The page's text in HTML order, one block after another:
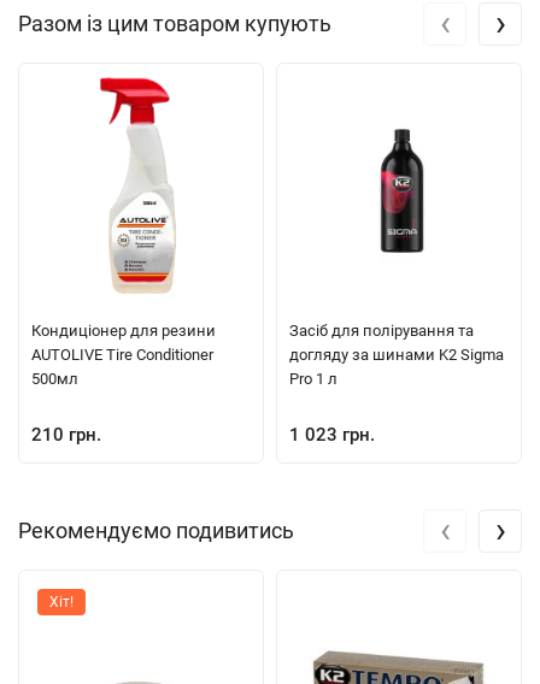
Разом із цим товаром купують
Кондиціонер для резини
AUTOLIVE Tire Conditioner
500мл
210 грн.
Засіб для полірування та
догляду за шинами K2 Sigma
Pro 1 л
1 023 грн.
‹ ›
Рекомендуємо подивитись
Хіт!
‹ ›